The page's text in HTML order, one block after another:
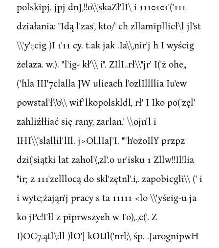
polskipj. jpj dnJ,!!o\\'skaZł'lI\ i 1110101'('111
działania: "Idą l'zas', kto/' ch zllamipllicł\l jl'st
\\'y':;cig )I 1'11 cy. t.ak jak .Ia\\,nir'j h I wyścig
żelaza. w.). "l'ig- kł'\\ i". ZIlI..rł\\"jr' I('ż ohe,,
('hla III'7clalla JW ulieach l'ozlIllllia Iu'ew
powstal'ł\'o\\ wif'lkopolskldl, rł' I Iko po('zęl'
zahliźłłiać się rany, zarlan.' \\ojn'l i
IHI\\"slallil'lIl. j>Ol.lIaJ'I. ""h'ożoIlY przpz
dzi('siątki lat zahol'(,zl'.o ur'isku 1 Zllw!!Il!lia
"ir; z 111'zelllocą do skl'zętnl'.i,. zapobicgli\\ (' i
i wytc;żająn'j pracy s ta 11111 <lo \\'yśeig-u ja
ko jPc!I'łl z piprwszyeh w I'o),.,c('. Z
I)OC7.ątl\:ll )lO'] kOUl('nrl;\ śp. .JarognipwH